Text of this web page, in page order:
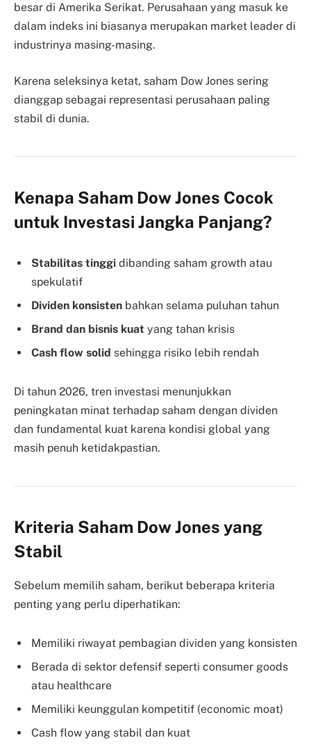
besar di Amerika Serikat. Perusahaan yang masuk ke
dalam indeks ini biasanya merupakan market leader di
industrinya masing-masing.
Karena seleksinya ketat, saham Dow Jones sering
dianggap sebagai representasi perusahaan paling
stabil di dunia.
Kenapa Saham Dow Jones Cocok
untuk Investasi Jangka Panjang?
Stabilitas tinggi dibanding saham growth atau
spekulatif
Dividen konsisten bahkan selama puluhan tahun
Brand dan bisnis kuat yang tahan krisis
Cash flow solid sehingga risiko lebih rendah
Di tahun 2026, tren investasi menunjukkan
peningkatan minat terhadap saham dengan dividen
dan fundamental kuat karena kondisi global yang
masih penuh ketidakpastian.
Kriteria Saham Dow Jones yang
Stabil
Sebelum memilih saham, berikut beberapa kriteria
penting yang perlu diperhatikan:
Memiliki riwayat pembagian dividen yang konsisten
Berada di sektor defensif seperti consumer goods
atau healthcare
Memiliki keunggulan kompetitif (economic moat)
Cash flow yang stabil dan kuat